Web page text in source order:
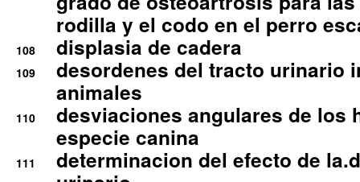
rodilla y el codo en el perro
108 displasia de cadera
109
desordenes del tracto urinario
animales
110
desviaciones angulares de los
especie canina
111
determinacion del efecto de